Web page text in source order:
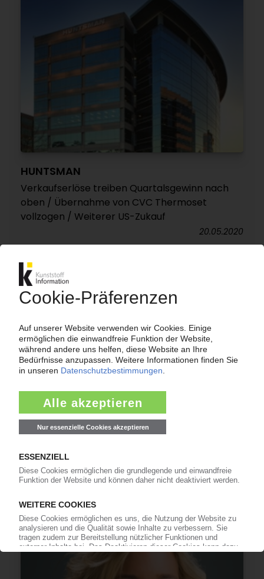
HUNTSMAN
Verkaufserlöse treiben Quartalsgewinn nach
oben / Übernahme von CVC Thermoset
vollzogen / Weiterer US-Zukauf
20.05.2020
HUNTSMAN
Thermoset / Spenden für den Kampf gegen das
Coronavirus